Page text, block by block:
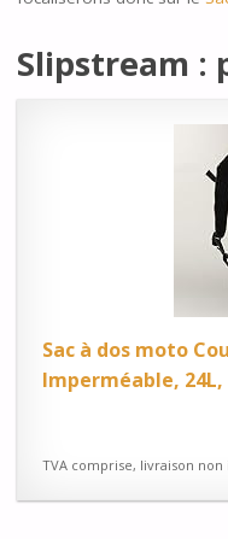
Slipstream :
Sac à dos moto
Imperméable,
TVA comprise, livraison non